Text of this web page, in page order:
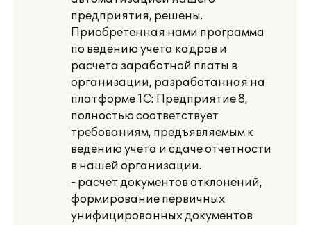
предприятия, решены.
Приобретенная нами программа
по ведению учета кадров и
расчета заработной платы в
организации, разработанная на
платформе 1С: Предприятие 8,
полностью соответствует
требованиям, предъявляемым к
ведению учета и сдаче отчетности
в нашей организации.
- расчет документов отклонений,
формирование первичных
унифицированных документов